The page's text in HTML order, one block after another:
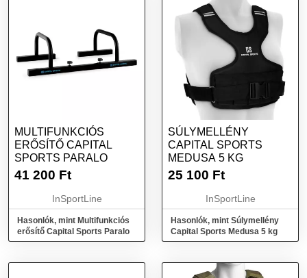
MULTIFUNKCIÓS
ERŐSÍTŐ CAPITAL
SPORTS PARALO
41 200 Ft
InSportLine
Hasonlók, mint Multifunkciós
erősítő Capital Sports Paralo
SÚLYMELLÉNY
CAPITAL SPORTS
MEDUSA 5 KG
25 100 Ft
InSportLine
Hasonlók, mint Súlymellény
Capital Sports Medusa 5 kg